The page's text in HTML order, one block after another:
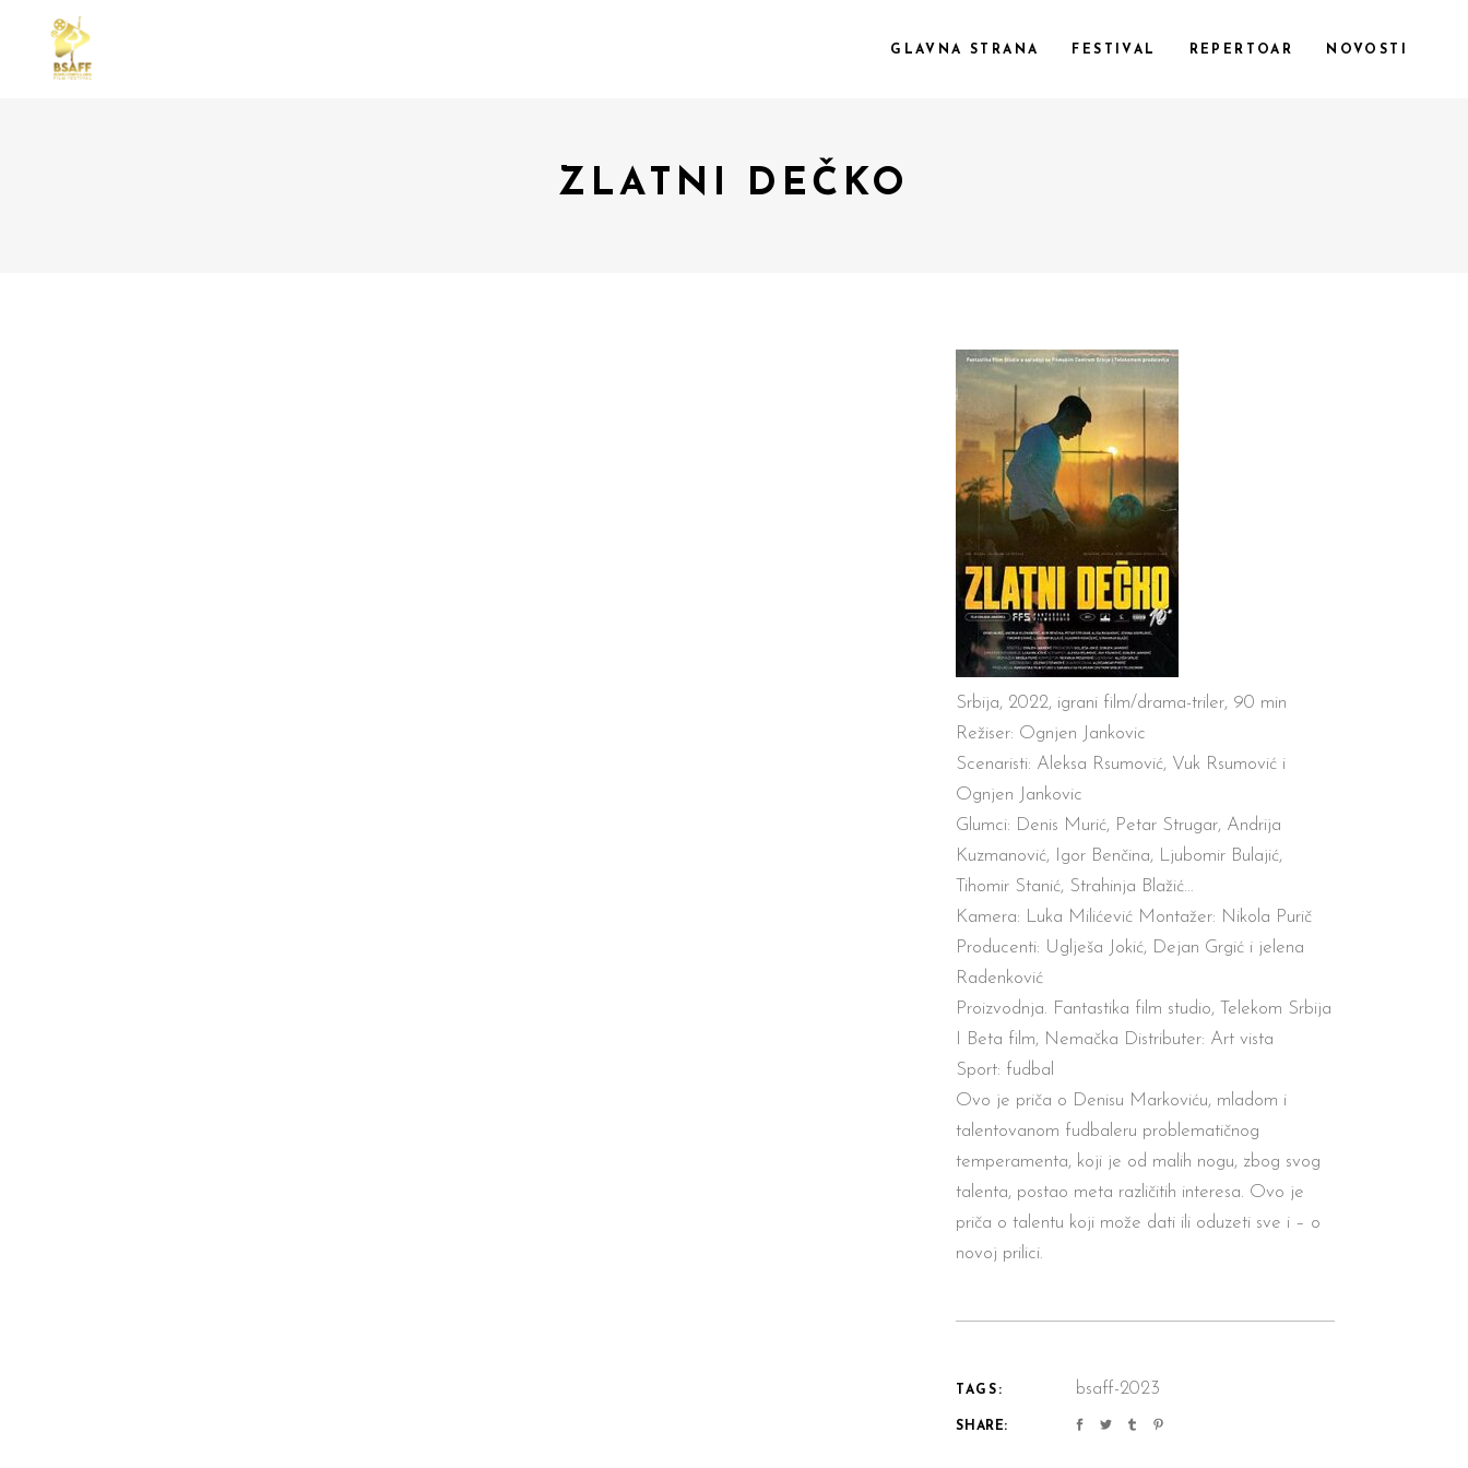
GLAVNA STRANA FESTIVAL REPERTOAR
VIDEO PREVIEW
LARGE IMAGES
LARGE SLIDER
GALLERY
NOVOSTI
ZLATNI DEČKO
Srbija, 2022, igrani film/drama-triler, 90 min
Režiser: Ognjen Jankovic
Scenaristi: Aleksa Rsumović, Vuk Rsumović i
Ognjen Jankovic
Glumci: Denis Murić, Petar Strugar, Andrija
Kuzmanović, Igor Benčina, Ljubomir Bulajić,
Tihomir Stanić, Strahinja Blažić…
Kamera: Luka Milićević Montažer: Nikola Purič
Producenti: Uglješa Jokić, Dejan Grgić i jelena
Radenković
Proizvodnja. Fantastika film studio, Telekom Srbija
I Beta film, Nemačka Distributer: Art vista
Sport: fudbal
Ovo je priča o Denisu Markoviću, mladom i
talentovanom fudbaleru problematičnog
temperamenta, koji je od malih nogu, zbog svog
talenta, postao meta različitih interesa. Ovo je
priča o talentu koji može dati ili oduzeti sve i – o
novoj prilici.
TAGS: bsaff-2023
SHARE: